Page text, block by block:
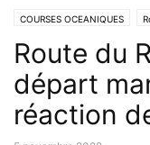
COURSES OCEANIQUES
Route du
départ
réaction